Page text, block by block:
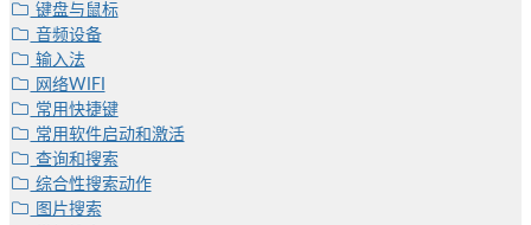
键盘与鼠标
音频设备
输入法
网络WIFI
常用快捷键
常用软件启动和激活
查询和搜索
综合性搜索动作
图片搜索